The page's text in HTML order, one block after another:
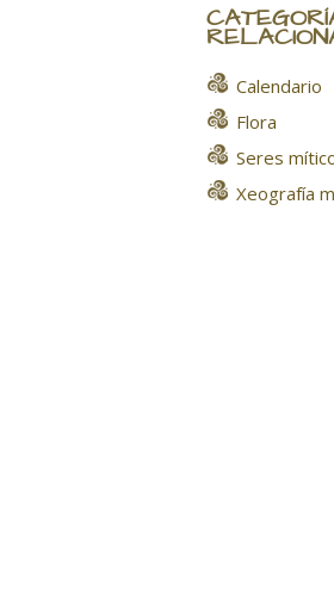
Calendario
Flora
Seres
Xeografía